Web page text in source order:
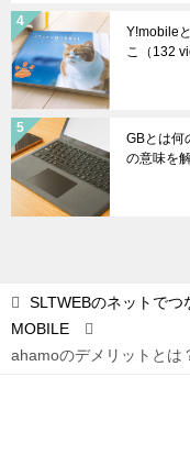
Y!mobile
こ
（132
GBとは何
の意味を
SLTWEBのネットでつ
MOBILE
ahamoのデメリットとは